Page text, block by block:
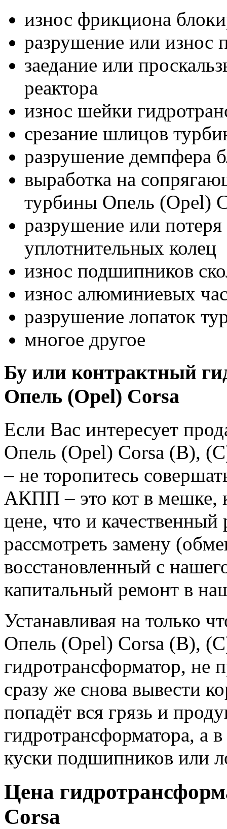
износ фрикциона
разрушение или износ
заедание или
реактора
износ шейки
срезание шлицов
разрушение демпфера
выработка на
турбины Опель (Opel)
разрушение или
уплотнительных колец
износ подшипников
износ алюминиевых
разрушение лопаток
многое другое
Бу или контрактный
Опель (Opel) Corsa
Если Вас интересует
Опель (Opel) Corsa (B),
– не торопитесь
АКПП – это кот в мешке,
цене, что и
рассмотреть замену
восстановленный с
капитальный ремонт в
Устанавливая на только
Опель (Opel) Corsa (B),
гидротрансформатор, не
сразу же снова вывести
попадёт вся грязь и
гидротрансформатора, а
куски подшипников или
Цена
Corsa